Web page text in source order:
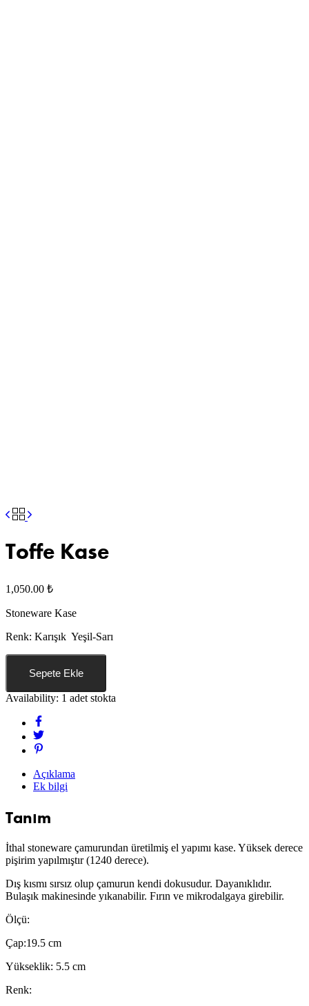
Toffe Kase
1,050.00 ₺
Stoneware Kase
Renk: Karışık Yeşil-Sarı
Sepete Ekle
Availability: 1 adet stokta
Açıklama
Ek bilgi
Tanım
İthal stoneware çamurundan üretilmiş el yapımı kase. Yüksek derece
pişirim yapılmıştır (1240 derece).
Dış kısmı sırsız olup çamurun kendi dokusudur. Dayanıklıdır.
Bulaşık makinesinde yıkanabilir. Fırın ve mikrodalgaya girebilir.
Ölçü:
Çap:19.5 cm
Yükseklik: 5.5 cm
Renk: